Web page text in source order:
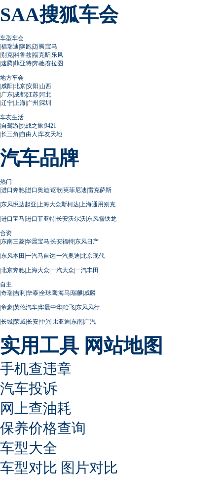
SAA搜狐车会
车型车会
|福瑞迪|狮跑|迈腾|宝马
|别克|科鲁兹|福克斯|乐风
|速腾|菲亚特|奔驰|赛拉图
地方车会
|咸阳|北京|安阳|山西
|广东|成都|江苏|河北
|辽宁| 上海|广州 |深圳
车友生活
|自驾游|挑战之旅|9421
|长三角 |自由人 |车友天地
汽车品牌
热门
|进口奔驰|进口奥迪|讴歌|英菲尼迪|雷克萨斯
|东风悦达起亚| 上海大众斯柯达| 上海通用别克
|进口宝马|进口菲亚特|长安沃尔沃|东风雪铁龙
合资
|东南三菱|华晨宝马|长安福特|东风日产
|东风本田 |一汽马自达|一汽奥迪|北京现代
|北京奔驰| 上海大众|一汽大众|一汽丰田
自主
|奇瑞|吉利|华泰|全球鹰|海马|瑞麒|威麟
|帝豪|英伦汽车|华晨中华|哈飞|东风风行
|长城|荣威|长安|中兴|比亚迪|东南|广汽
实用工具 网站地图
手机查违章
汽车投诉
网上查油耗
保养价格查询
车型大全
车型对比 图片对比